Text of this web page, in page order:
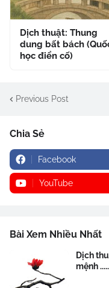
Dịch thuật: Thung
dung bất bách
học điển cố)
Previous Post
Chia Sẻ
Facebook
YouTube
Bài Xem Nhiều Nhất
Dịch
mệnh .....